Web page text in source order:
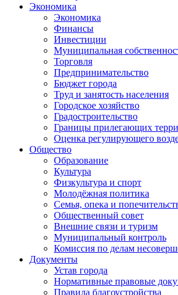
Экономика
Экономика
Финансы
Инвестиции
Муниципальная
Торговля
Предпринимательство
Бюджет города
Труд и занятость населения
Городское хозяйство
Градостроительство
Границы прилегающих
Оценка регулирующего
Общество
Образование
Культура
Физкультура и спорт
Молодёжная политика
Семья, опека и
Общественный совет
Внешние связи и туризм
Муниципальный контроль
Комиссия по делам
Документы
Устав города
Нормативные правовые
Правила благоустройства